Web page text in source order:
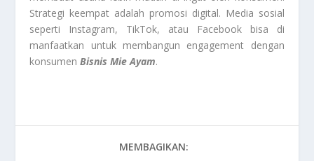
Strategi keempat adalah promosi digital. Media sosial
seperti Instagram, TikTok, atau Facebook bisa di
manfaatkan untuk membangun engagement dengan
konsumen Bisnis Mie Ayam.
MEMBAGIKAN: